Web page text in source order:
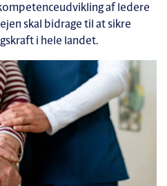
af ledere
skal bidrage til at sikre
i hele landet.